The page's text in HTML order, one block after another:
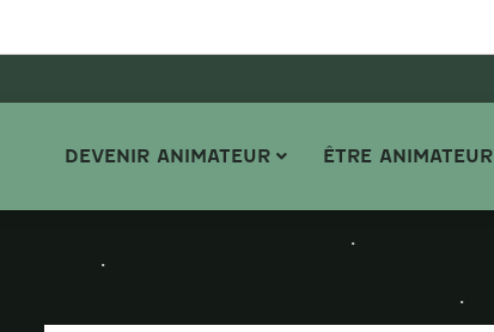
DEVENIR ANIMATEUR ÊTRE ANIMATEUR